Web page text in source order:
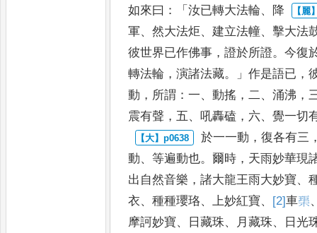
如來曰 ：「汝已轉大法輪、
降
軍、然大法炬、建立法幢、 擊大法
彼世界已作佛事 ，證於所證。今復
轉法輪 ，演諸法藏。」作是語已 ，
動 ， 所謂 ：一、動搖 ， 二 、涌沸 ，
震有聲 ， 五、 吼轟磕 ， 六、覺一切
於一一動 ，復各有三
動、等遍動也。爾時 ， 天雨妙華現
出自然音樂 ，諸大龍王雨大妙寶、
衣、種種瓔珞、 上妙紅寶、 [2]車𤦲
摩訶妙寶、 日藏珠、 月藏珠、
日光